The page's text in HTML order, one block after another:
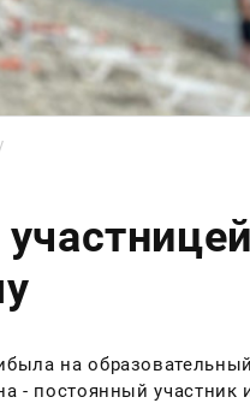
на
- постоянный участник